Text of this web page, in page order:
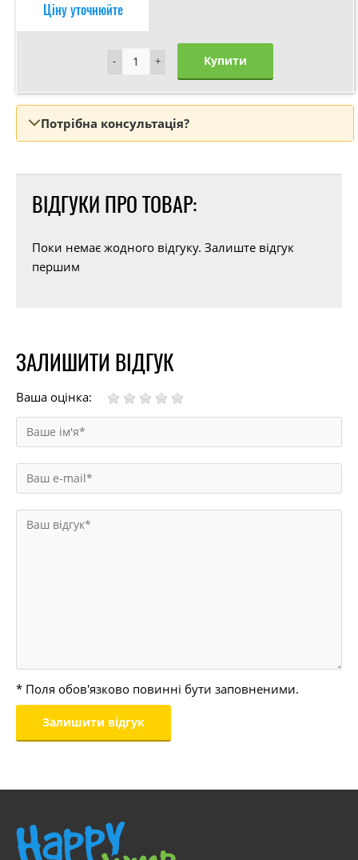
Ціну уточнюйте
+
- +
- Купити
Потрібна консультація?
ВІДГУКИ ПРО ТОВАР:
Поки немає жодного відгуку. Залиште відгук
першим
ЗАЛИШИТИ ВІДГУК
Ваша оцінка:
* Поля обов'язково повинні бути заповненими.